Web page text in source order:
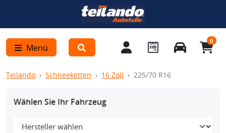
Menü
0
Teilando Schneeketten 16 Zoll 225/70 R16
Wählen Sie Ihr Fahrzeug